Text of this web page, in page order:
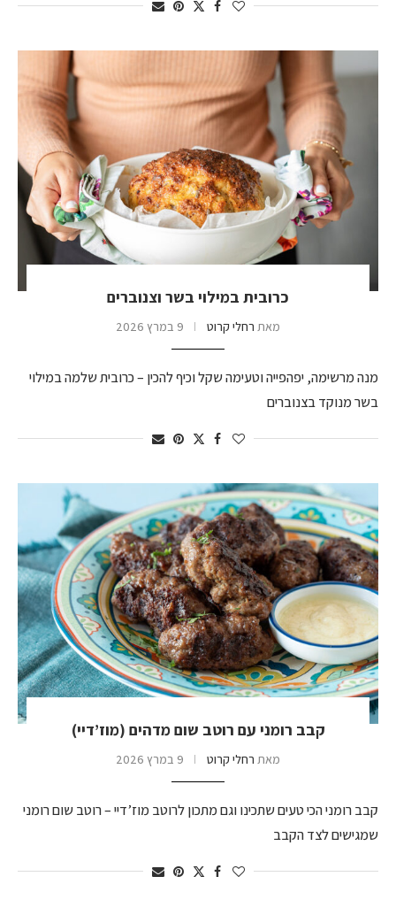
כרובית במילוי בשר וצנוברים
מאת רחלי קרוט 9 במרץ 2026
מנה מרשימה, יפהפייה וטעימה שקל וכיף להכין – כרובית שלמה במילוי
בשר מנוקד בצנוברים
קבב רומני עם רוטב שום מדהים (מוז’דיי)
מאת רחלי קרוט 9 במרץ 2026
קבב רומני הכי טעים שתכינו וגם מתכון לרוטב מוז’דיי – רוטב שום רומני
שמגישים לצד הקבב